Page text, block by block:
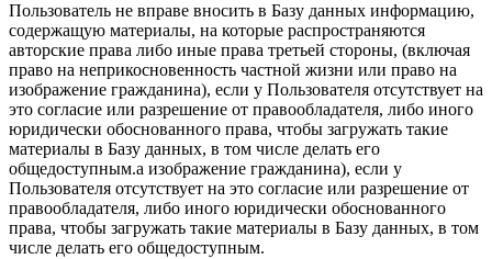
Пользователь не вправе вносить в Базу данных информацию,
содержащую материалы, на которые распространяются
авторские права либо иные права третьей стороны, (включая
право на неприкосновенность частной жизни или право на
изображение гражданина), если у Пользователя отсутствует на
это согласие или разрешение от правообладателя, либо иного
юридически обоснованного права, чтобы загружать такие
материалы в Базу данных, в том числе делать его
общедоступным.а изображение гражданина), если у
Пользователя отсутствует на это согласие или разрешение от
правообладателя, либо иного юридически обоснованного
права, чтобы загружать такие материалы в Базу данных, в том
числе делать его общедоступным.